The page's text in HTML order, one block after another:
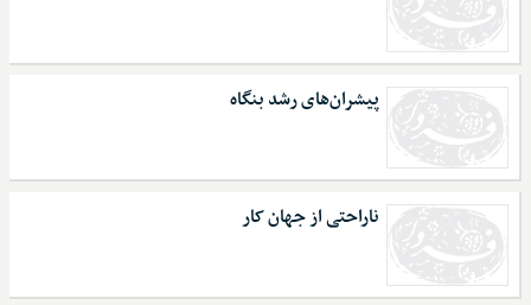
پیشران‌های رشد بنگاه
ناراحتی از جهان کار